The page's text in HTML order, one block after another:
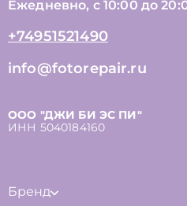
Ежедневно, с 10:00 до
+74951521490
info@fotorepair.ru
ООО "ДЖИ БИ ЭС ПИ"
ИНН 5040184160
Бренд